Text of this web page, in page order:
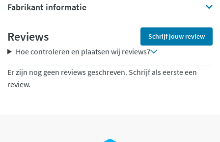
Fabrikant informatie
Reviews Schrijf jouw review
Hoe controleren en plaatsen wij reviews?
Er zijn nog geen reviews geschreven. Schrijf als eerste een
review.